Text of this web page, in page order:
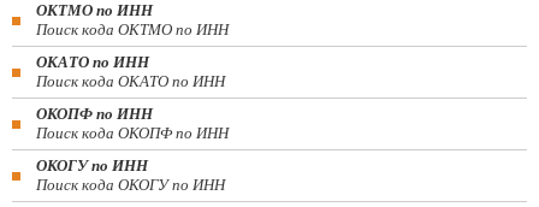
ОКТМО по ИНН
Поиск кода ОКТМО по ИНН
ОКАТО по ИНН
Поиск кода ОКАТО по ИНН
ОКОПФ по ИНН
Поиск кода ОКОПФ по ИНН
ОКОГУ по ИНН
Поиск кода ОКОГУ по ИНН